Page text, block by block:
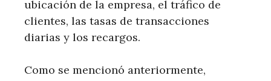
ubicación de la empresa, el tráfico de
clientes, las tasas de transacciones
diarias y los recargos.
Como se mencionó anteriormente,